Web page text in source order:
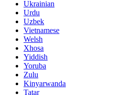
Ukrainian
Urdu
Uzbek
Vietnamese
Welsh
Xhosa
Yiddish
Yoruba
Zulu
Kinyarwanda
Tatar